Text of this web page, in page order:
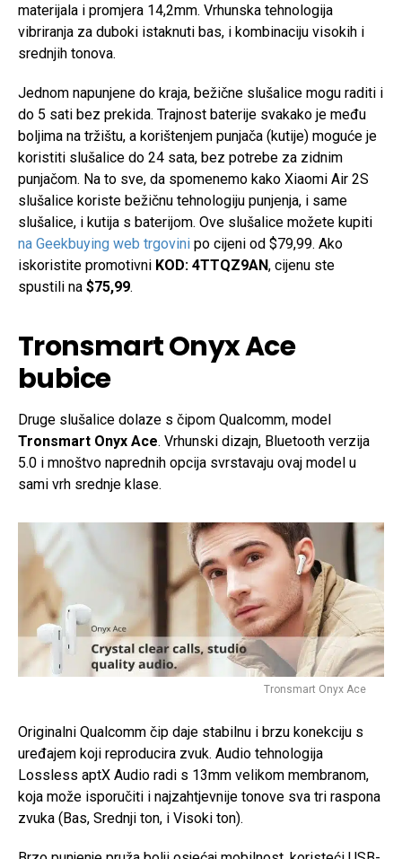
materijala i promjera 14,2mm. Vrhunska tehnologija
vibriranja za duboki istaknuti bas, i kombinaciju visokih i
srednjih tonova.
Jednom napunjene do kraja, bežične slušalice mogu raditi i
do 5 sati bez prekida. Trajnost baterije svakako je među
boljima na tržištu, a korištenjem punjača (kutije) moguće je
koristiti slušalice do 24 sata, bez potrebe za zidnim
punjačom. Na to sve, da spomenemo kako Xiaomi Air 2S
slušalice koriste bežičnu tehnologiju punjenja, i same
slušalice, i kutija s baterijom. Ove slušalice možete kupiti
na Geekbuying web trgovini po cijeni od $79,99. Ako
iskoristite promotivni KOD: 4TTQZ9AN, cijenu ste
spustili na $75,99.
Tronsmart Onyx Ace
bubice
Druge slušalice dolaze s čipom Qualcomm, model
Tronsmart Onyx Ace. Vrhunski dizajn, Bluetooth verzija
5.0 i mnoštvo naprednih opcija svrstavaju ovaj model u
sami vrh srednje klase.
Tronsmart Onyx Ace
Originalni Qualcomm čip daje stabilnu i brzu konekciju s
uređajem koji reproducira zvuk. Audio tehnologija
Lossless aptX Audio radi s 13mm velikom membranom,
koja može isporučiti i najzahtjevnije tonove sva tri raspona
zvuka (Bas, Srednji ton, i Visoki ton).